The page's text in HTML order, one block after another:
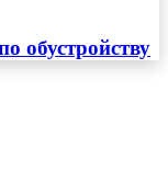
обустройству